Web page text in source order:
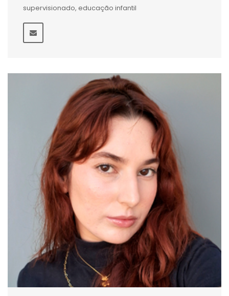
supervisionado, educação infantil